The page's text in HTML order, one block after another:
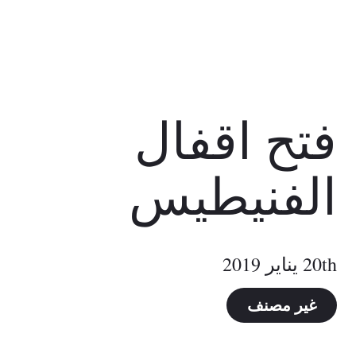
فتح اقفال
الفنيطيس
20th يناير 2019
غير مصنف